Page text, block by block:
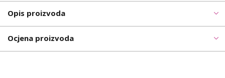
Opis proizvoda
Ocjena proizvoda